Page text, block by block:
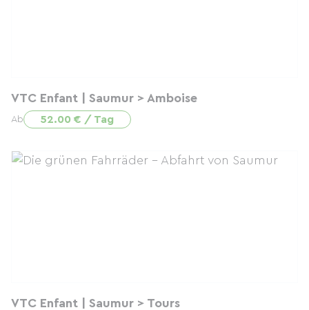
VTC Enfant | Saumur > Amboise
Ab 52.00 € / Tag
VTC Enfant | Saumur > Tours